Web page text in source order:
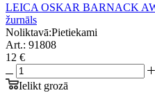
LEICA OSKAR BARNACK
žurnāls
Noliktavā:Pietiekami
Art.: 91808
12 €
Ielikt grozā